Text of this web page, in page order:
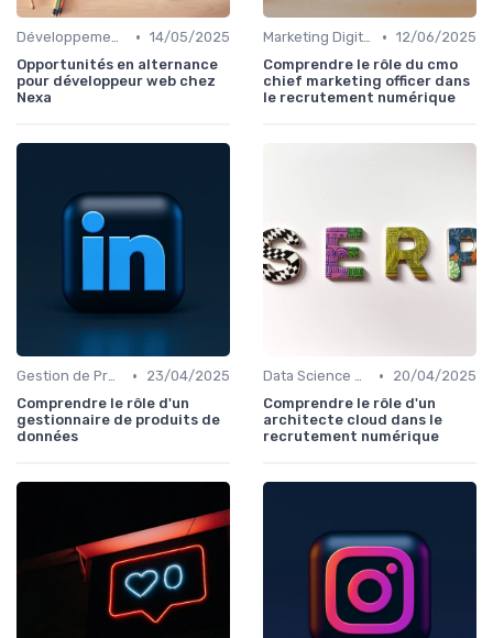
Développement Web et Mobile • 14/05/2025
Opportunités en alternance
pour développeur web chez
Nexa
Marketing Digital et SEO • 12/06/2025
Comprendre le rôle du cmo
chief marketing officer dans
le recrutement numérique
Gestion de Projet et Product Management •
23/04/2025
Comprendre le rôle d'un
gestionnaire de produits de
données
Data Science et Analytique •
20/04/2025
Comprendre le rôle d'un
architecte cloud dans le
recrutement numérique